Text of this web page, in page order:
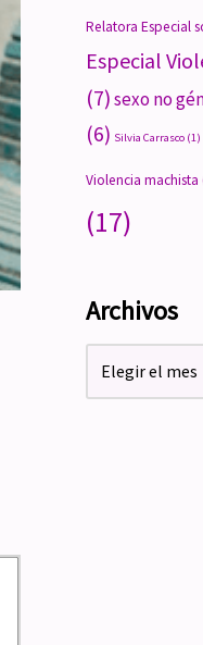
Relatora Especial
Especial
(7)sexo no
(6) Silvia Carrasco (1)
Violencia machista
(17)
Archivos